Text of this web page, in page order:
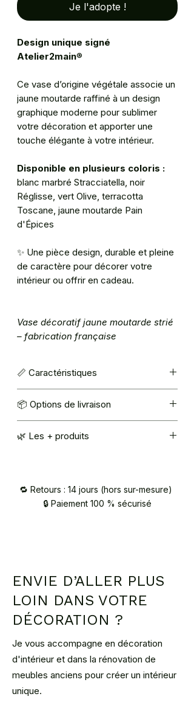
Je l'adopte !
Design unique signé
Atelier2main®
Ce vase d’origine végétale associe un
jaune moutarde raffiné à un design
graphique moderne pour sublimer
votre décoration et apporter une
touche élégante à votre intérieur.
Disponible en plusieurs coloris :
blanc marbré Stracciatella, noir
Réglisse, vert Olive, terracotta
Toscane, jaune moutarde Pain
d'Épices
✨ Une pièce design, durable et pleine
de caractère pour décorer votre
intérieur ou offrir en cadeau.
Vase décoratif jaune moutarde strié
– fabrication française
📏 Caractéristiques
D'EPICES
Dimensions : H 20 cm x Ø 8 cm
📦 Options de livraison
Retrait à l’atelier (92420 Vaucresson) –
🌿 Les + produits
Fabrication française
🔁 Retours : 14 jours (hors sur-mesure)
🔒 Paiement 100 % sécurisé
ENVIE D’ALLER PLUS
LOIN DANS VOTRE
DÉCORATION ?
Je vous accompagne en décoration
d'intérieur et dans la rénovation de
meubles anciens pour créer un intérieur
unique.